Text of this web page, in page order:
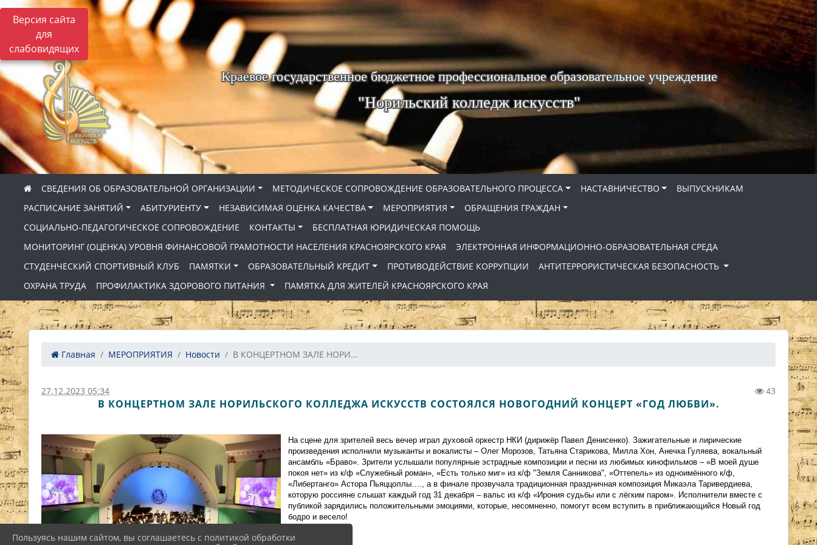
Версия сайта
для
слабовидящих
Краевое государственное бюджетное профессиональное образовательное учреждение
"Норильский колледж искусств"
СВЕДЕНИЯ ОБ ОБРАЗОВАТЕЛЬНОЙ ОРГАНИЗАЦИИ МЕТОДИЧЕСКОЕ СОПРОВОЖДЕНИЕ ОБРАЗОВАТЕЛЬНОГО ПРОЦЕССА НАСТАВНИЧЕСТВО
ВЫПУСКНИКАМ
РАСПИСАНИЕ ЗАНЯТИЙ
АБИТУРИЕНТУ НЕЗАВИСИМАЯ ОЦЕНКА КАЧЕСТВА МЕРОПРИЯТИЯ
ОБРАЩЕНИЯ ГРАЖДАН
СОЦИАЛЬНО-ПЕДАГОГИЧЕСКОЕ СОПРОВОЖДЕНИЕ
КОНТАКТЫ
БЕСПЛАТНАЯ ЮРИДИЧЕСКАЯ ПОМОЩЬ
МОНИТОРИНГ (ОЦЕНКА) УРОВНЯ ФИНАНСОВОЙ ГРАМОТНОСТИ НАСЕЛЕНИЯ КРАСНОЯРСКОГО КРАЯ
ЭЛЕКТРОННАЯ ИНФОРМАЦИОННО-ОБРАЗОВАТЕЛЬНАЯ СРЕДА
СТУДЕНЧЕСКИЙ СПОРТИВНЫЙ КЛУБ
ПАМЯТКИ ОБРАЗОВАТЕЛЬНЫЙ КРЕДИТ ПРОТИВОДЕЙСТВИЕ КОРРУПЦИИ
АНТИТЕРРОРИСТИЧЕСКАЯ БЕЗОПАСНОСТЬ
ОХРАНА ТРУДА
ПРОФИЛАКТИКА ЗДОРОВОГО ПИТАНИЯ ПАМЯТКА ДЛЯ ЖИТЕЛЕЙ КРАСНОЯРСКОГО КРАЯ
Главная МЕРОПРИЯТИЯ Новости В КОНЦЕРТНОМ ЗАЛЕ НОРИ...
27.12.2023 05:34 43
В КОНЦЕРТНОМ ЗАЛЕ НОРИЛЬСКОГО КОЛЛЕДЖА ИСКУССТВ СОСТОЯЛСЯ НОВОГОДНИЙ КОНЦЕРТ «ГОД ЛЮБВИ».
На сцене для зрителей весь вечер играл духовой оркестр НКИ (дирижёр Павел Денисенко). Зажигательные и лирические
произведения исполнили музыканты и вокалисты – Олег Морозов, Татьяна Старикова, Милла Хон, Анечка Гуляева, вокальный
ансамбль «Браво». Зрители услышали популярные эстрадные композиции и песни из любимых кинофильмов – «В моей душе
покоя нет» из к/ф «Служебный роман», «Есть только миг» из к/ф "Земля Санникова", «Оттепель» из одноимённого к/ф,
«Либертанго» Астора Пьяццоллы…., а в финале прозвучала традиционная праздничная композиция Микаэла Таривердиева,
которую россияне слышат каждый год 31 декабря – вальс из к/ф «Ирония судьбы или с лёгким паром». Исполнители вместе с
публикой зарядились положительными эмоциями, которые, несомненно, помогут всем вступить в приближающийся Новый год
бодро и весело!
Пользуясь нашим сайтом, вы соглашаетесь с политикой обработки